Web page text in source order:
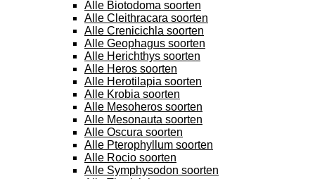
Alle Biotodoma soorten
Alle Cleithracara soorten
Alle Crenicichla soorten
Alle Geophagus soorten
Alle Herichthys soorten
Alle Heros soorten
Alle Herotilapia soorten
Alle Krobia soorten
Alle Mesoheros soorten
Alle Mesonauta soorten
Alle Oscura soorten
Alle Pterophyllum soorten
Alle Rocio soorten
Alle Symphysodon soorten